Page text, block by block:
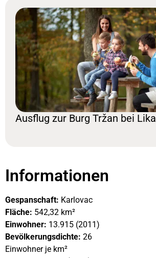
Ausflug zur Burg Tržan bei Lika
Informationen
Gespanschaft: Karlovac
Fläche: 542,32 km²
Einwohner: 13.915 (2011)
Bevölkerungsdichte: 26
Einwohner je km²